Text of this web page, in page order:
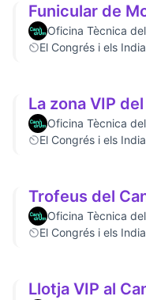
Funicular de
Oficina Tècnica
El Congrés i els
La zona VIP
Oficina Tècnica
El Congrés i els
Trofeus del
Oficina Tècnica
El Congrés i els
Llotja VIP al